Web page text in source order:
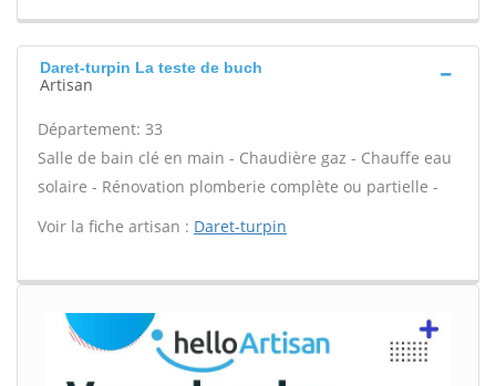
Daret-turpin La teste de buch
Artisan
Département: 33
Salle de bain clé en main - Chaudière gaz - Chauffe eau
solaire - Rénovation plomberie complète ou partielle -
Voir la fiche artisan : Daret-turpin